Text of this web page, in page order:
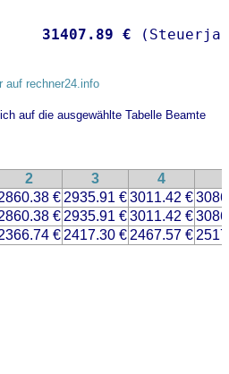
31407.89 €
auf rechner24.info
auf die ausgewählte Tabelle Beamte
2 3 4
€ 2935.91 €3011.42 €
€ 2935.91 €3011.42 €
€ 2417.30 € 2467.57 €